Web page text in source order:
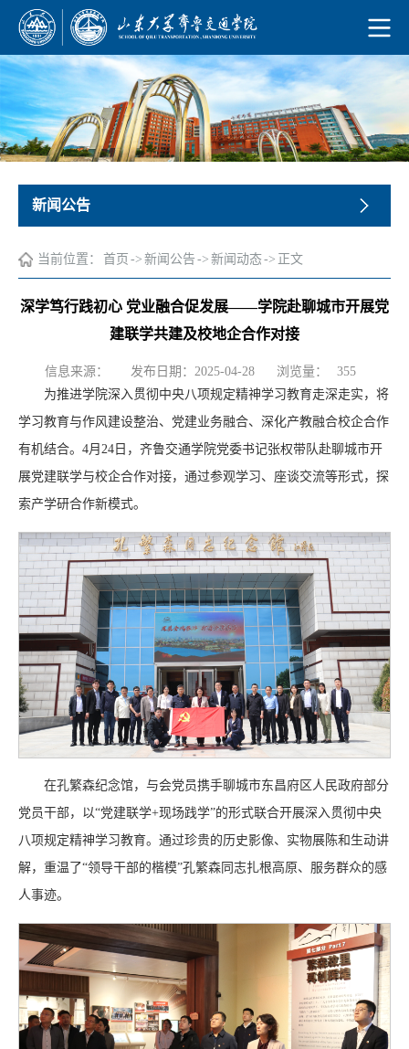
新闻公告
当前位置： 首页 -> 新闻公告 -> 新闻动态-> 正文
深学笃行践初心 党业融合促发展——学院赴聊城市开展党
建联学共建及校地企合作对接
信息来源： 发布日期：2025-04-28 浏览量：
355
为推进学院深入贯彻中央八项规定精神学习教育走深走实，将
学习教育与作风建设整治、党建业务融合、深化产教融合校企合作
有机结合。4月24日，齐鲁交通学院党委书记张权带队赴聊城市开
展党建联学与校企合作对接，通过参观学习、座谈交流等形式，探
索产学研合作新模式。
在孔繁森纪念馆，与会党员携手聊城市东昌府区人民政府部分
党员干部，以“党建联学+现场践学”的形式联合开展深入贯彻中央
八项规定精神学习教育。通过珍贵的历史影像、实物展陈和生动讲
解，重温了“领导干部的楷模”孔繁森同志扎根高原、服务群众的感
人事迹。